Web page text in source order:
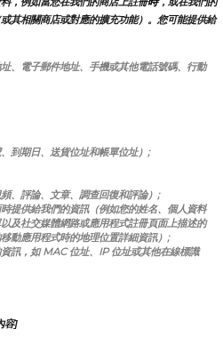
其相關商店或對應的擴充功能）。您可能提供給
、電子郵件地址、手機或其他電話號碼、行動
到期日、送貨位址和帳單位址）;
、評論、文章、調查回復和評論）;
提供給我們的資訊（例如您的姓名、個人資料
及社交媒體網路或應用程式註冊頁面上描述的
動應用程式時的地理位置詳細資訊）;
訊，如 MAC 位址、IP 位址或其他在線標識
容]